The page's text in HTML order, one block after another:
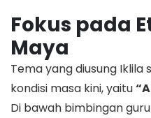
Fokus pada
Maya
​Tema yang diusung
kondisi masa kini, yaitu
Di bawah bimbingan